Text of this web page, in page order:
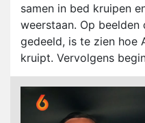
samen in bed kruipen
weerstaan. Op
gedeeld, is te zien hoe
kruipt. Vervolgens